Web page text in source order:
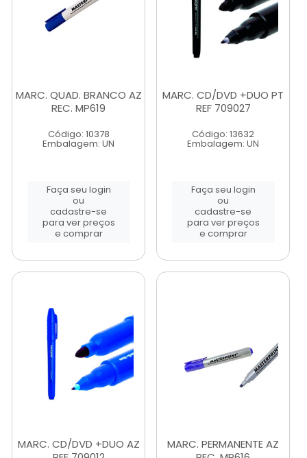
MARC. QUAD. BRANCO AZ
REC. MP619
Código: 10378
Embalagem: UN
Faça seu login
ou
cadastre-se
para ver preços
e comprar
MARC. CD/DVD +DUO PT
REF 709027
Código: 13632
Embalagem: UN
Faça seu login
ou
cadastre-se
para ver preços
e comprar
MARC. CD/DVD +DUO AZ
MARC. PERMANENTE AZ